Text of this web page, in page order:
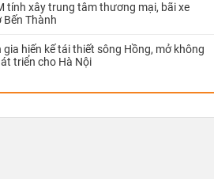
tính xây trung tâm thương mại, bãi xe
Bến Thành
gia hiến kế tái thiết sông Hồng, mở không
triển cho Hà Nội